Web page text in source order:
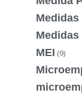
MEI (9)